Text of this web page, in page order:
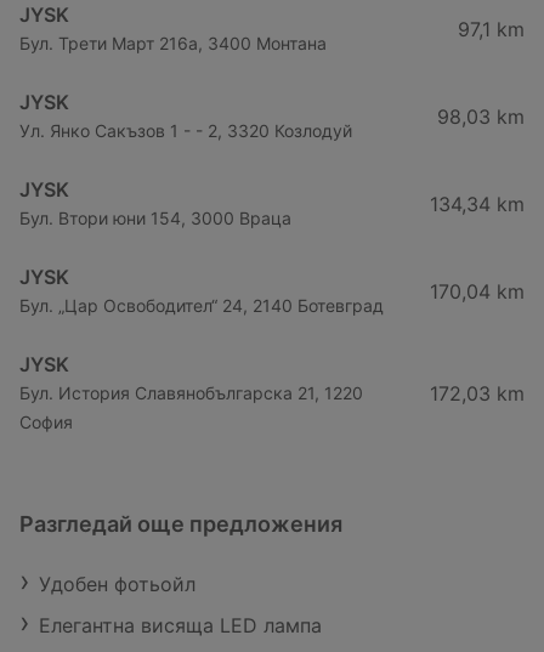
JYSK
Бул. Трети Март 216a, 3400 Монтана
97,1 km
JYSK
Ул. Янко Сакъзов 1 - - 2, 3320 Козлодуй
98,03 km
JYSK
Бул. Втори юни 154, 3000 Враца
134,34 km
JYSK
Бул. „Цар Освободител“ 24, 2140 Ботевград
170,04 km
JYSK
Бул. История Славянобългарска 21, 1220
София
172,03 km
Разгледай още предложения
Удобен фотьойл
Елегантна висяща LED лампа